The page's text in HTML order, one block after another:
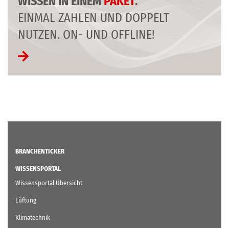
EINMAL ZAHLEN UND DOPPELT
NUTZEN. ON- UND OFFLINE!
BRANCHENTICKER
WISSENSPORTAL
Wissensportal Übersicht
Lüftung
Klimatechnik